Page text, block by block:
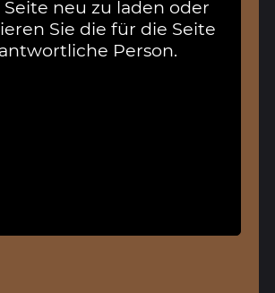
Seite neu zu laden oder
Sie die für die Seite
Person.